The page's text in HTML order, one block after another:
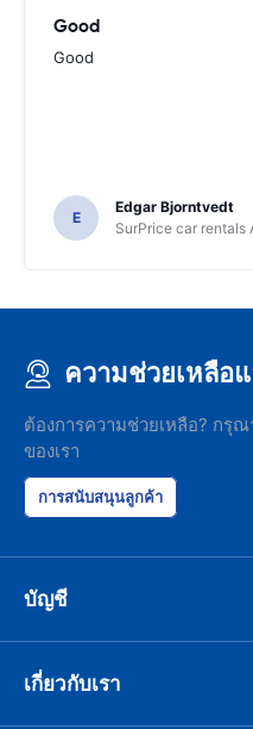
Good
Good
E
Edgar Bjorntvedt
SurPrice car rentals
ความช่วยเหลือ
ต้องการความช่วยเหลือ? กรุ
ของเรา
การสนับสนุนลูกค้า
บัญชี
เกี่ยวกับเรา